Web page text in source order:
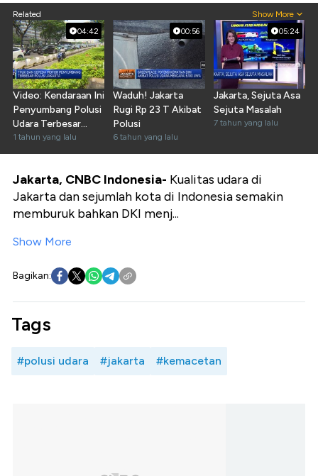
Related Show More
04:42
Video: Kendaraan Ini
Penyumbang Polusi
Udara Terbesar
Jakarta
1 tahun yang lalu
00:56
Waduh! Jakarta
Rugi Rp 23 T Akibat
Polusi
6 tahun yang lalu
05:24
Jakarta, Sejuta Asa
Sejuta Masalah
7 tahun yang lalu
Jakarta, CNBC Indonesia- Kualitas udara di
Jakarta dan sejumlah kota di Indonesia semakin
memburuk bahkan DKI menj...
Show More
Bagikan:
Tags
#polusi udara #jakarta #kemacetan